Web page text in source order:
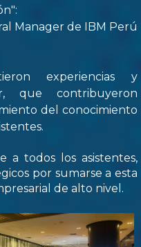
Manager de IBM Perú
experiencias y
que contribuyeron
del conocimiento
a todos los asistentes,
por sumarse a esta
de alto nivel.